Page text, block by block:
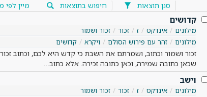
סנן תוצאות
חיפוש בתוצאות מיין לפי
קדושים
מילונים אינדקס ז זכור
זכור ושמור
מילונים
זהר עם פירוש הסולם ויקרא קדושים
זכור ושמור וכתוב, ושמרתם את השבת כי קדש היא לכם, וכתוב
שכאן כתובה שמירה, וכאן כתובה זכירה. אלא כתוב…
וישב
מילונים אינדקס ז זכור
זכור ושמור